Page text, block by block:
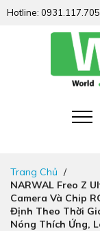
Hotline: 0931.117.705
nhanh
đến
nội
dung
Trang Chủ
NARWAL Freo Z
Camera Và Chip
Định Theo Thời
Nóng Thích Ứng,